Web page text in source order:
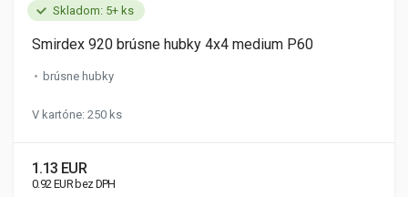
Skladom: 5+ ks
Smirdex 920 brúsne hubky 4x4 medium P60
brúsne hubky
V kartóne: 250 ks
1.13 EUR
0.92 EUR bez DPH